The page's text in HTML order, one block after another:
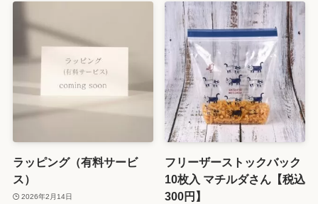
ラッピング（有料サービ
ス）
2026年2月14日
フリーザーストックバック
10枚入 マチルダさん【税込
300円】